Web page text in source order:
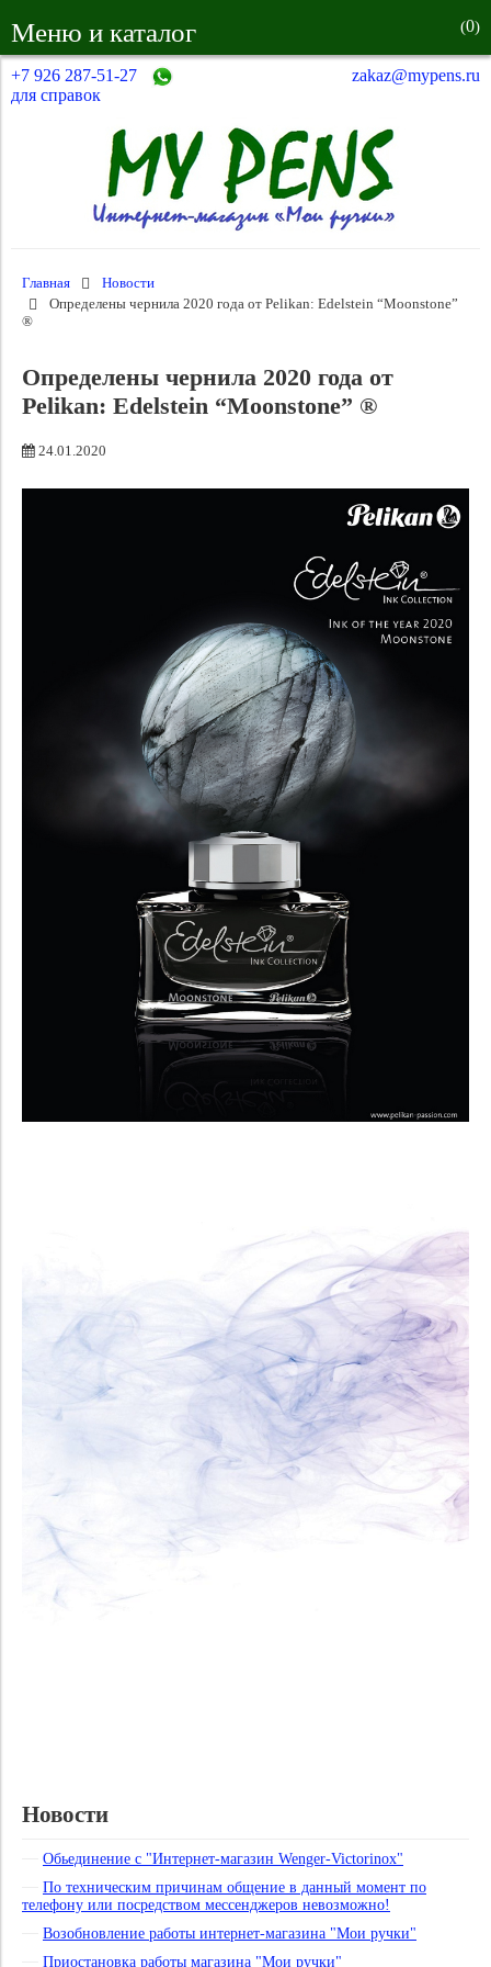
Меню и каталог (0)
+7 926 287-51-27
для справок
zakaz@mypens.ru
Главная
Новости
Определены чернила 2020 года от Pelikan: Edelstein “Moonstone”
®
Определены чернила 2020 года от
Pelikan: Edelstein “Moonstone” ®
24.01.2020
Новости
Обьединение с "Интернет-магазин Wenger-Victorinox"
По техническим причинам общение в данный момент по
телефону или посредством мессенджеров невозможно!
Возобновление работы интернет-магазина "Мои ручки"
Приостановка работы магазина "Мои ручки"